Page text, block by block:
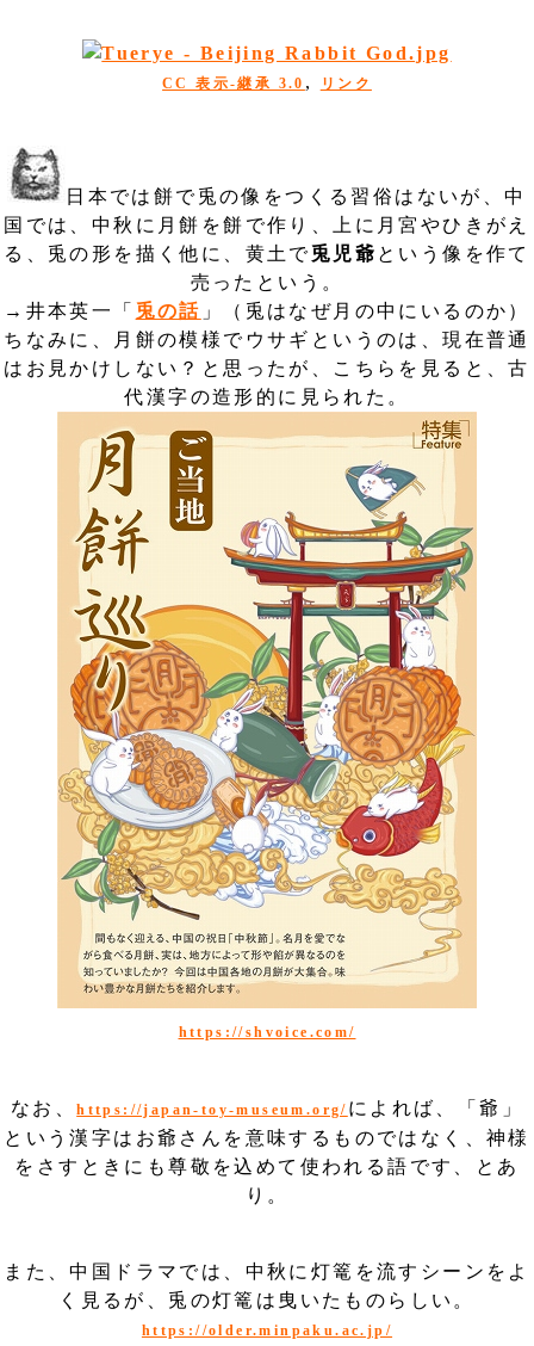
CC 表示-継承 3.0 , リンク
日本では餅で兎の像をつくる習俗はないが、中
国では、中秋に月餅を餅で作り、上に月宮やひきがえ
る、兎の形を描く他に、黄土で兎児爺 という像を作て
売ったという。
→井本英一「 兎の話 」（兎はなぜ月の中にいるのか）
ちなみに、月餅の模様でウサギというのは、現在普通
はお見かけしない？と思ったが、こちらを見ると、古
代漢字の造形的に見られた。
https://shvoice.com/
なお、https://japan-toy-museum.org/ によれば、「爺」
という漢字はお爺さんを意味するものではなく、神様
をさすときにも尊敬を込めて使われる語です、とあ
り。
また、中国ドラマでは、中秋に灯篭を流すシーンをよ
く見るが、兎の灯篭は曳いたものらしい。
https://older.minpaku.ac.jp/